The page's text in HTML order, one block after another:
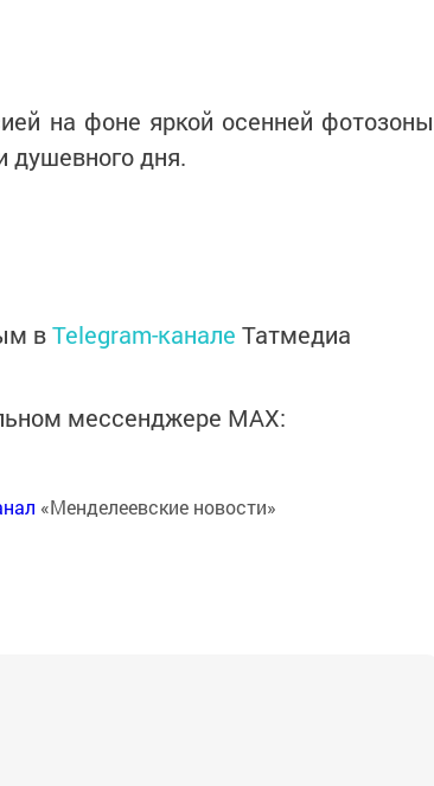
на фоне яркой осенней
душевного дня.
вTelegram-канале Татмедиа
мессенджере MАХ:
«Менделеевские новости»